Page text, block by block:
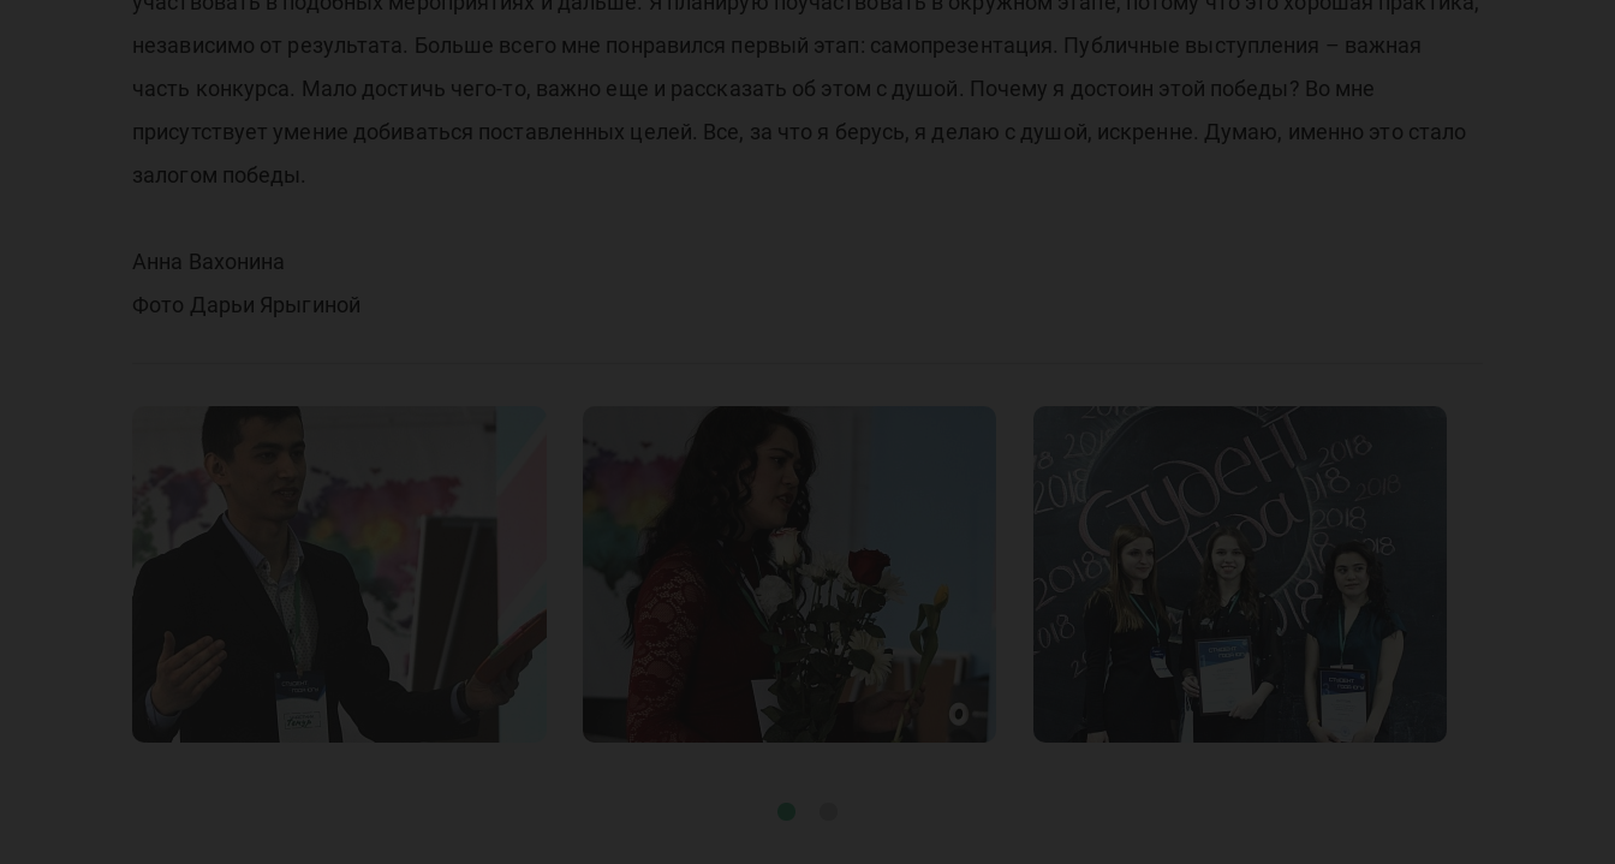
независимо от результата. Больше всего мне понравился первый этап: самопрезентация. Публичные выступления – важная
часть конкурса. Мало достичь чего-то, важно еще и рассказать об этом с душой. Почему я достоин этой победы? Во мне
присутствует умение добиваться поставленных целей. Все, за что я берусь, я делаю с душой, искренне. Думаю, именно это стало
залогом победы.
Анна Вахонина
Фото Дарьи Ярыгиной